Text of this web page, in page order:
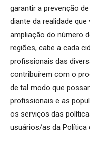
garantir a prevenção
diante da realidade
ampliação do número
regiões, cabe a cada
profissionais das
contribuírem com o
de tal modo que
profissionais e as
os serviços das
usuários/as da Política